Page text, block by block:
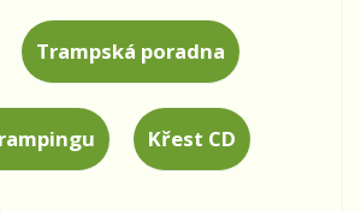
Trampská poradna
Křest CD